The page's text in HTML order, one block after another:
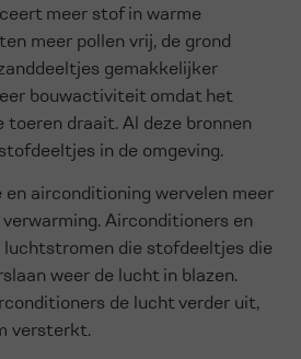
meer stof in warme
meer pollen vrij, de grond
gemakkelijker
bouwactiviteit omdat het
toeren draait. Al deze bronnen
in de omgeving.
airconditioning wervelen meer
Airconditioners en
die stofdeeltjes die
weer de lucht in blazen.
de lucht verder uit,
versterkt.